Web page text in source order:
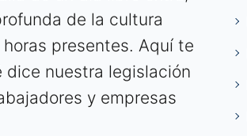
de la cultura
presentes. Aquí te
dice nuestra legislación
y empresas